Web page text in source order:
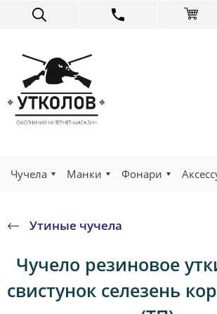
Чучела Манки Фонари
Утиные чучела
Чучело резиновое
свистунок селезень